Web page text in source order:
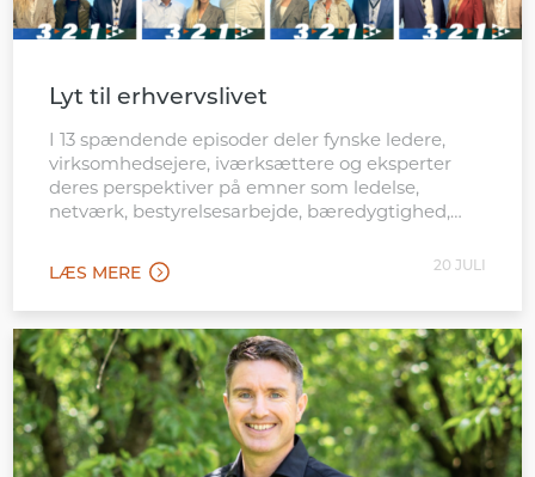
Lyt til erhvervslivet
I 13 spændende episoder deler fynske ledere,
virksomhedsejere, iværksættere og eksperter
deres perspektiver på emner som ledelse,
netværk, bestyrelsesarbejde, bæredygtighed,
LÆS MERE 20 JULI